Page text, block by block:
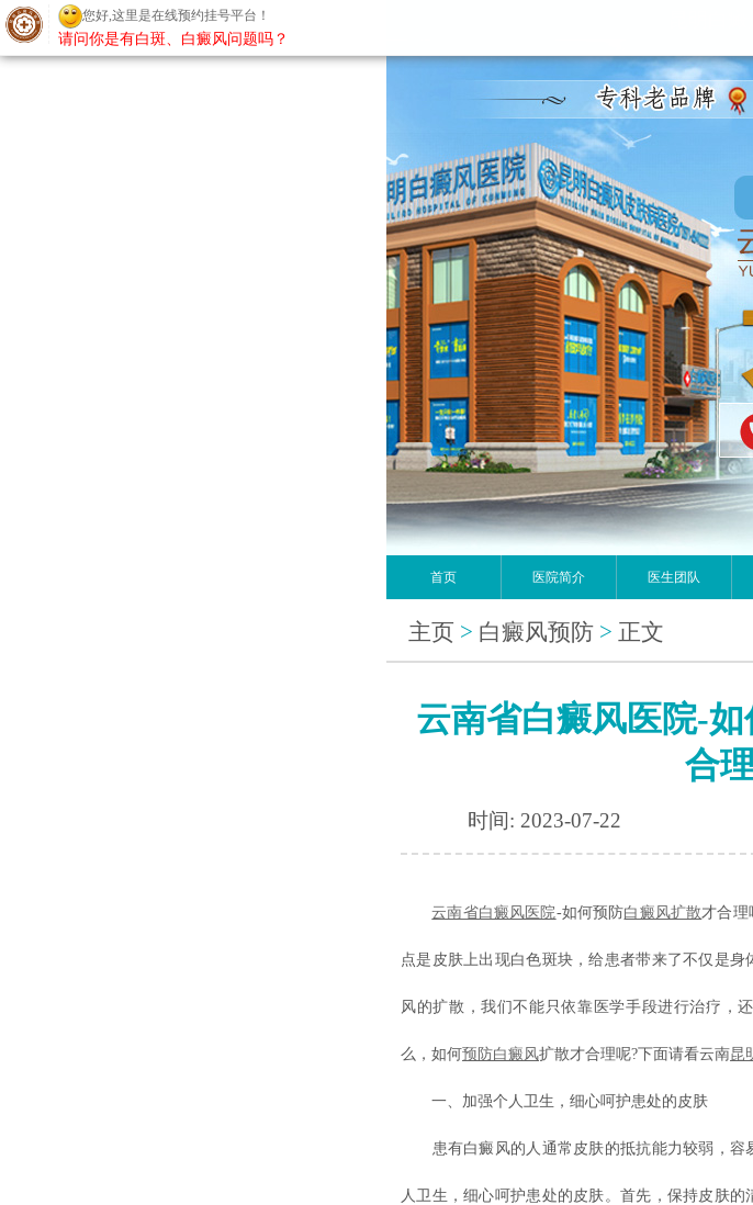
首页 医院简介 医生团队
主页 > 白癜风预防 > 正文
云南省白癜风医院-
合
时间: 2023-07-22
云南省白癜风医院-如何预防白癜风扩散才合理
点是皮肤上出现白色斑块，给患者带来了不仅是
风的扩散，我们不能只依靠医学手段进行治疗，
么，如何预防白癜风扩散才合理呢?下面请看云南昆
一、加强个人卫生，细心呵护患处的皮肤
患有白癜风的人通常皮肤的抵抗能力较弱，容
人卫生，细心呵护患处的皮肤。首先，保持皮肤
您好,这里是在线预约挂号平台！
请问你是有白斑、白癜风问题吗？